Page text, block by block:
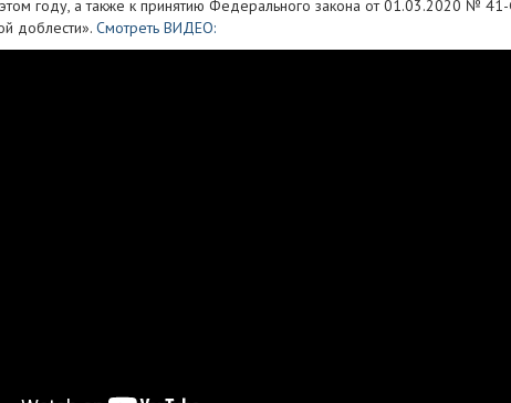
году, а также к принятию Федерального закона от 01.03.2020 №
доблести». Смотреть ВИДЕО: